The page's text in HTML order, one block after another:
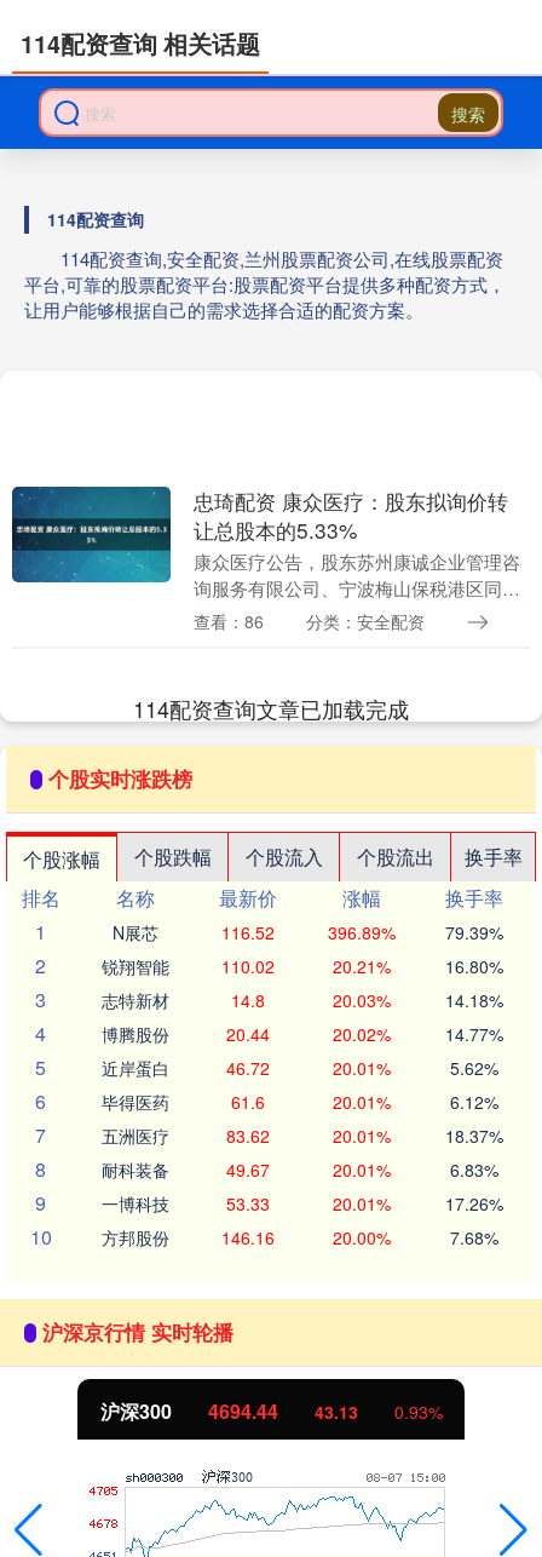
搜索
114配资查询
114配资查询,安全配资,兰州股票配资公司,在线股票配资
平台,可靠的股票配资平台:股票配资平台提供多种配资方式，
让用户能够根据自己的需求选择合适的配资方案。
114配资查询 相关话题
忠琦配资 康众医疗：股东拟询价转
让总股本的5.33%
康众医疗公告，股东苏州康诚企业管理咨
询服务有限公司、宁波梅山保税港区同驰
投资管理合伙企业（有限合伙）拟转让股
查看：86 分类：安全配资
114配资查询文章已加载完成
个股实时涨跌榜
个股涨幅 个股跌幅 个股流入 个股流出
换手率
排名
名称 最新价 涨幅
换手率
1
N展芯 116.52 396.89% 79.39%
2 锐翔智能 110.02 20.21% 16.80%
3 志特新材 14.8 20.03% 14.18%
4 博腾股份 20.44 20.02% 14.77%
5 近岸蛋白 46.72 20.01% 5.62%
6 毕得医药 61.6 20.01% 6.12%
7 五洲医疗 83.62 20.01% 18.37%
8 耐科装备 49.67 20.01% 6.83%
9 一博科技 53.33 20.01% 17.26%
10 方邦股份 146.16 20.00% 7.68%
沪深京行情 实时轮播
沪深300 4694.44 43.13 0.93%